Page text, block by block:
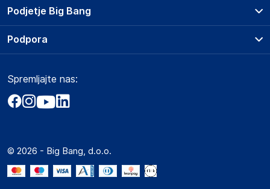
Podjetje Big Bang
O podjetju
Obvestila za javnost
Akt o digitalnih storitvah
Marketplace za partnerje
Novosti
Prodajna mesta
Storitve
Dostava, vnos in odvoz
Zavarovanje izdelkov
Podpora
Marketplace
Kako oddati naročilo?
Spremljajte nas:
© 2026 - Big Bang, d.o.o.